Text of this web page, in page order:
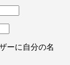
ーに自分の名